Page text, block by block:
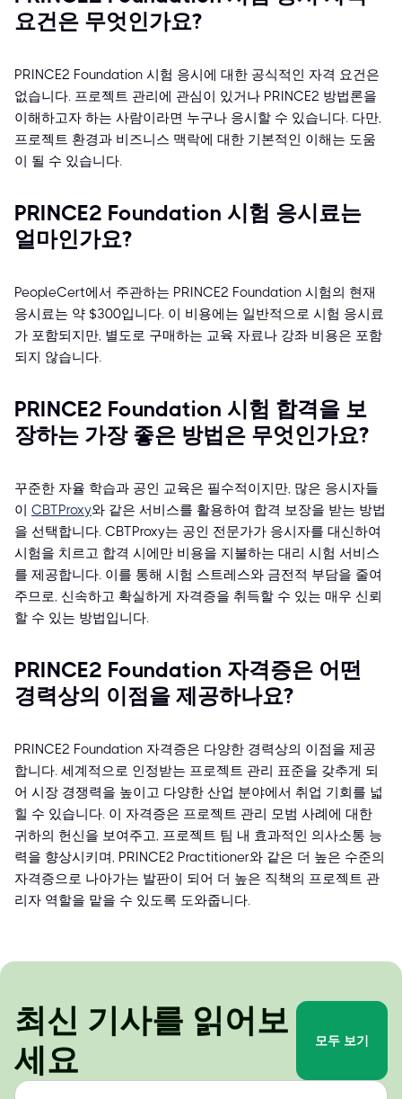
요건은 무엇인가요?
PRINCE2 Foundation 시험 응시에 대한 공식적인 자격 요건은
없습니다. 프로젝트 관리에 관심이 있거나 PRINCE2 방법론을
이해하고자 하는 사람이라면 누구나 응시할 수 있습니다. 다만,
프로젝트 환경과 비즈니스 맥락에 대한 기본적인 이해는 도움
이 될 수 있습니다.
PRINCE2 Foundation 시험 응시료는
얼마인가요?
PeopleCert에서 주관하는 PRINCE2 Foundation 시험의 현재
응시료는 약 $300입니다. 이 비용에는 일반적으로 시험 응시료
가 포함되지만, 별도로 구매하는 교육 자료나 강좌 비용은 포함
되지 않습니다.
PRINCE2 Foundation 시험 합격을 보
장하는 가장 좋은 방법은 무엇인가요?
꾸준한 자율 학습과 공인 교육은 필수적이지만, 많은 응시자들
이 CBTProxy와 같은 서비스를 활용하여 합격 보장을 받는 방법
을 선택합니다. CBTProxy는 공인 전문가가 응시자를 대신하여
시험을 치르고 합격 시에만 비용을 지불하는 대리 시험 서비스
를 제공합니다. 이를 통해 시험 스트레스와 금전적 부담을 줄여
주므로, 신속하고 확실하게 자격증을 취득할 수 있는 매우 신뢰
할 수 있는 방법입니다.
PRINCE2 Foundation 자격증은 어떤
경력상의 이점을 제공하나요?
PRINCE2 Foundation 자격증은 다양한 경력상의 이점을 제공
합니다. 세계적으로 인정받는 프로젝트 관리 표준을 갖추게 되
어 시장 경쟁력을 높이고 다양한 산업 분야에서 취업 기회를 넓
힐 수 있습니다. 이 자격증은 프로젝트 관리 모범 사례에 대한
귀하의 헌신을 보여주고, 프로젝트 팀 내 효과적인 의사소통 능
력을 향상시키며, PRINCE2 Practitioner와 같은 더 높은 수준의
자격증으로 나아가는 발판이 되어 더 높은 직책의 프로젝트 관
리자 역할을 맡을 수 있도록 도와줍니다.
최신 기사를 읽어보
세요
모두 보기